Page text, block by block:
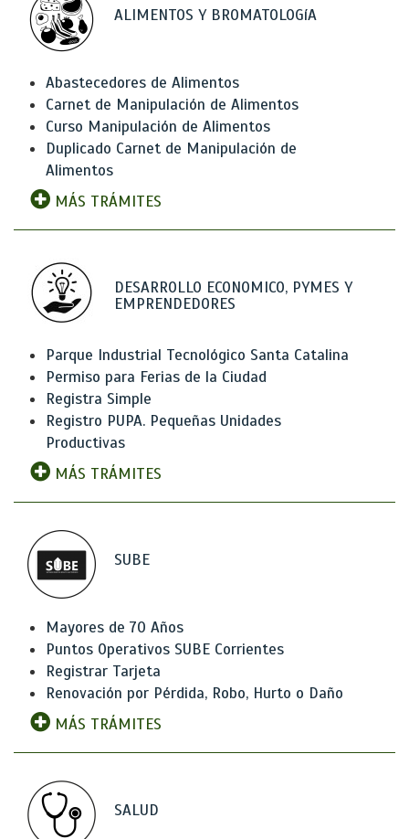
ALIMENTOS Y BROMATOLOGíA
Abastecedores de Alimentos
Carnet de Manipulación de Alimentos
Curso Manipulación de Alimentos
Duplicado Carnet de Manipulación de
Alimentos
MÁS TRÁMITES
DESARROLLO ECONOMICO, PYMES Y
EMPRENDEDORES
Parque Industrial Tecnológico Santa Catalina
Permiso para Ferias de la Ciudad
Registra Simple
Registro PUPA. Pequeñas Unidades
Productivas
MÁS TRÁMITES
SUBE
Mayores de 70 Años
Puntos Operativos SUBE Corrientes
Registrar Tarjeta
Renovación por Pérdida, Robo, Hurto o Daño
MÁS TRÁMITES
SALUD